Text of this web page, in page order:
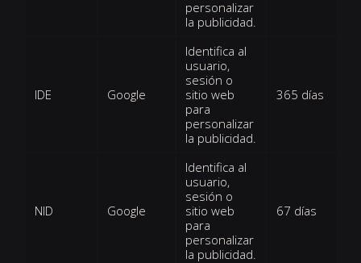
personalizar
la publicidad.
IDE Google
Identifica al
usuario,
sesión o
sitio web
para
personalizar
la publicidad.
365 días
NID Google
Identifica al
usuario,
sesión o
sitio web
para
personalizar
la publicidad.
67 días